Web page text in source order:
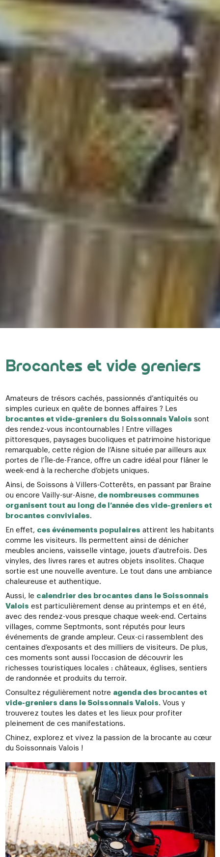
Brocantes et vide greniers
Amateurs de trésors cachés, passionnés d’antiquités ou
simples curieux en quête de bonnes affaires ? Les
brocantes et vide-greniers du Soissonnais Valois sont
des rendez-vous incontournables ! Entre villages
pittoresques, paysages bucoliques et patrimoine historique
remarquable, cette région de l’Aisne située par ailleurs aux
portes de l’Île-de-France, offre un cadre idéal pour flâner le
week-end à la recherche d’objets uniques.
Ainsi, de Soissons à Villers-Cotterêts, en passant par Braine
ou encore Vailly-sur-Aisne, de nombreuses communes
organisent tout au long de l’année des vide-greniers et
brocantes conviviales.
En effet, ces événements populaires attirent les habitants
comme les visiteurs. Ils permettent ainsi de dénicher
meubles anciens, vaisselle vintage, jouets d’autrefois. Des
vinyles, des livres rares et autres objets insolites. Chaque
sortie est une nouvelle aventure. Le tout dans une ambiance
chaleureuse et authentique.
Aussi, le calendrier des brocantes dans le Soissonnais
Valois est particulièrement dense au printemps et en été,
avec des rendez-vous presque chaque week-end. Certains
villages, comme Septmonts, sont réputés pour leurs
événements de grande ampleur. Ceux-ci rassemblent des
centaines d’exposants et des milliers de visiteurs. De plus,
ces moments sont aussi l’occasion de découvrir les
richesses touristiques locales : châteaux, églises, sentiers
de randonnée et produits du terroir.
Consultez régulièrement notre agenda des brocantes et
vide-greniers dans le Soissonnais Valois. Vous y
trouverez toutes les dates et les lieux pour profiter
pleinement de ces manifestations.
Chinez, explorez et vivez la passion de la brocante au cœur
du Soissonnais Valois !